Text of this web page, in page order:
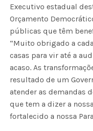
Executivo estadual
Orçamento
públicas que têm
“Muito obrigado a
casas para vir até a
acaso. As
resultado de um
atender as demandas
que tem a dizer a
fortalecido a nossa